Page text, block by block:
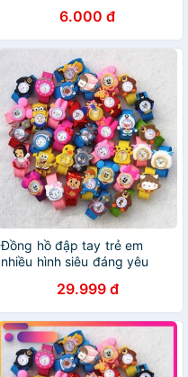
6.000 đ
Đồng hồ đập tay trẻ em
nhiều hình siêu đáng yêu
29.999 đ